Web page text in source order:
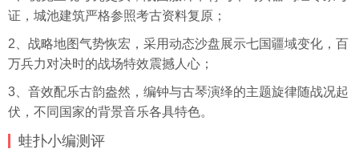
证，城池建筑严格参照考古资料复原；
2、战略地图气势恢宏，采用动态沙盘展示七国疆域变化，百
万兵力对决时的战场特效震撼人心；
3、音效配乐古韵盎然，编钟与古琴演绎的主题旋律随战况起
伏，不同国家的背景音乐各具特色。
蛙扑小编测评